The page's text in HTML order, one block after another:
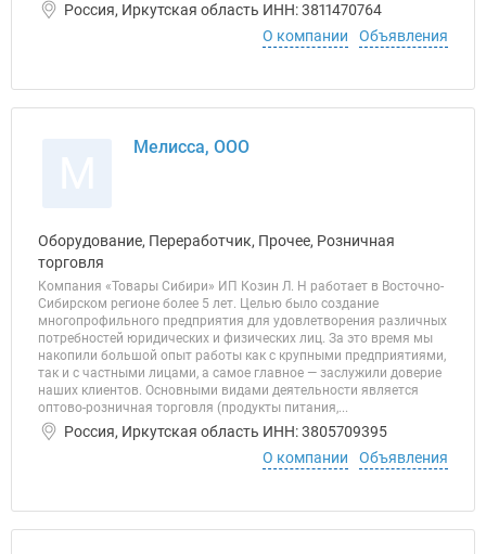
Россия, Иркутская область ИНН: 3811470764
О компании
Объявления
Мелисса, ООО
Оборудование, Переработчик, Прочее, Розничная
торговля
Компания «Товары Сибири» ИП Козин Л. Н работает в Восточно-
Сибирском регионе более 5 лет. Целью было создание
многопрофильного предприятия для удовлетворения различных
потребностей юридических и физических лиц. За это время мы
накопили большой опыт работы как с крупными предприятиями,
так и с частными лицами, а самое главное — заслужили доверие
наших клиентов. Основными видами деятельности является
оптово-розничная торговля (продукты питания,...
Россия, Иркутская область ИНН: 3805709395
О компании
Объявления